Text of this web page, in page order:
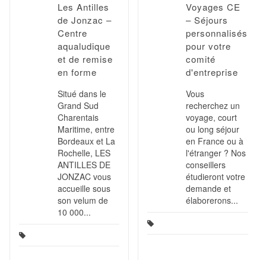
Les Antilles
de Jonzac –
Centre
aqualudique
et de remise
en forme
Situé dans le
Grand Sud
Charentais
Maritime, entre
Bordeaux et La
Rochelle, LES
ANTILLES DE
JONZAC vous
accueille sous
son velum de
10 000...
Voyages CE
– Séjours
personnalisés
pour votre
comité
d'entreprise
Vous
recherchez un
voyage, court
ou long séjour
en France ou à
l'étranger ? Nos
conseillers
étudieront votre
demande et
élaborerons...